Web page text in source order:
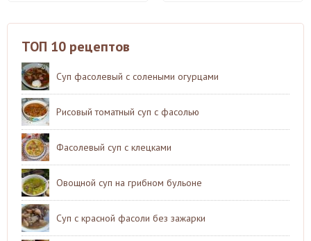
ТОП 10 рецептов
Суп фасолевый с солеными огурцами
Рисовый томатный суп с фасолью
Фасолевый суп с клецками
Овощной суп на грибном бульоне
Суп с красной фасоли без зажарки